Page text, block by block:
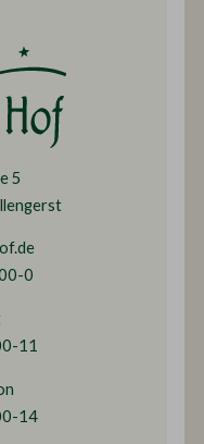
5
0
11
14